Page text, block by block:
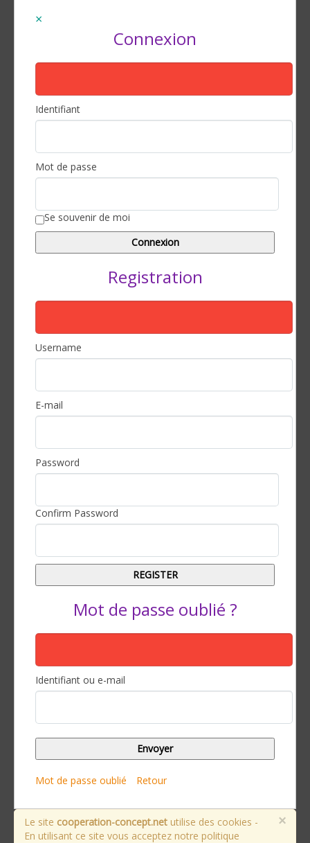
Connexion
Identifiant
Mot de passe
Se souvenir de moi
Registration
Username
E-mail
Password
Confirm Password
Mot de passe oublié ?
Identifiant ou e-mail
Mot de passe oublié Retour
×
Le site cooperation-concept.net utilise des cookies -
En utilisant ce site vous acceptez notre politique